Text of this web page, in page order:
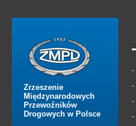
Zrzeszenie
Międzynarodowych
Przewoźników
Drogowych w Polsce
-
-
-
-